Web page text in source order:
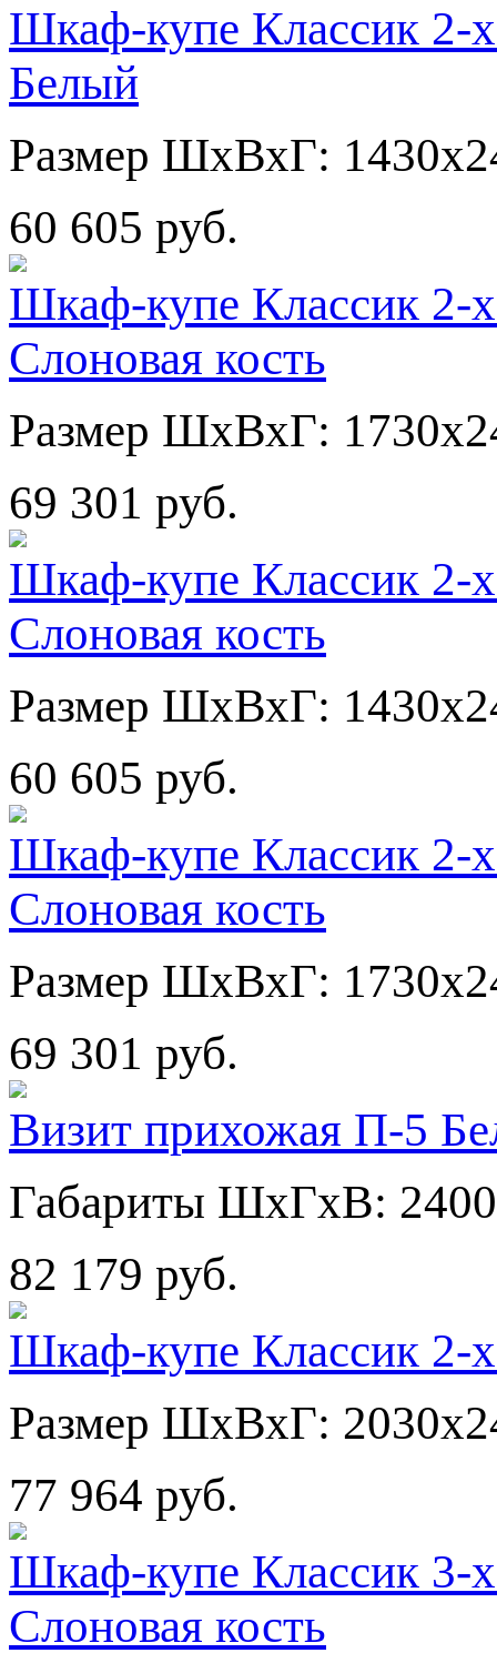
Шкаф-купе Классик 2-
Белый
Размер ШхВхГ:
60 605 руб.
Шкаф-купе Классик 2-
Слоновая кость
Размер ШхВхГ:
69 301 руб.
Шкаф-купе Классик 2-
Слоновая кость
Размер ШхВхГ:
60 605 руб.
Шкаф-купе Классик 2-
Слоновая кость
Размер ШхВхГ:
69 301 руб.
Визит прихожая П-5
Габариты ШхГхВ:
82 179 руб.
Шкаф-купе Классик 2-
Размер ШхВхГ:
77 964 руб.
Шкаф-купе Классик 3-
Слоновая кость